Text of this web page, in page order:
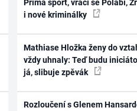
Prima sport, vrací se Polabí,
i nové kriminálky
Mathiase Hložka ženy do
vždy uhnaly: Teď budu
já, slibuje zpěvák
Rozloučení s Glenem